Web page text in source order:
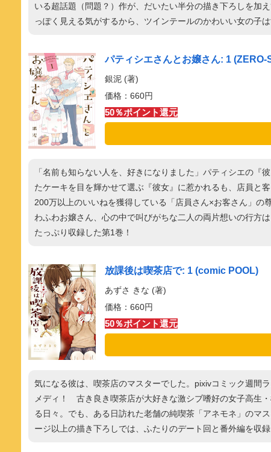
いる超話題（問題？）作が、だいたい半分の描き下ろしを
っぽく見える気がするから、ツインテールのかわいい女の子
パティシエさんとお嬢さん: 1 (ZERO-
銀泥 (著)
価格：660円
50％ポイント還元
「名前も知らない人を、好きになりました」パティシエの『
たケーキを目を輝かせて選ぶ『彼女』に惹かれるも、店員
200万以上のいいねを獲得している「店員さん×お客さん」
わふわお嬢さん、心の中で叫びがちな二人の両片想いの行
たっぷり収録した第1巻！
放課後は喫茶店で: 1 (comic POOL)
あずさ きな (著)
価格：660円
50％ポイント還元
気になる彼は、喫茶店のマスターでした。pixivコミック週
メディ！ 古き良き喫茶店が大好きな激シブ嗜好の女子高生
る日々。でも、ある日訪れた老舗の純喫茶「アネモネ」の
ージ以上の描き下ろしでは、ふたりのデート回と番外編を収録